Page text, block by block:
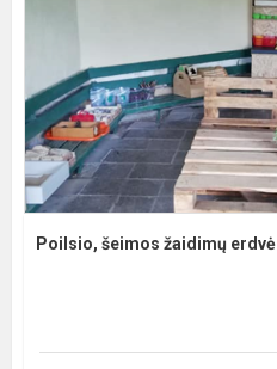
Poilsio, šeimos žaidimų erdvė